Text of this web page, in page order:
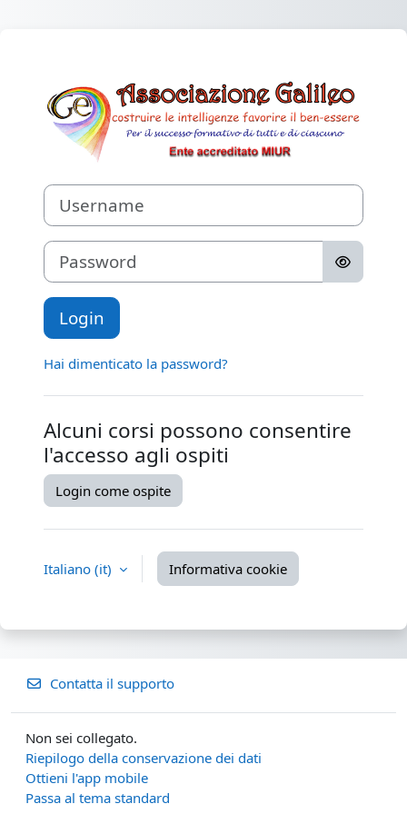
Login su
Username
Password
Login
Hai dimenticato la password?
Alcuni corsi possono consentire
l'accesso agli ospiti
Login come ospite
Italiano ‎(it)‎ Informativa cookie
Contatta il supporto
Non sei collegato.
Riepilogo della conservazione dei dati
Ottieni l'app mobile
Passa al tema standard